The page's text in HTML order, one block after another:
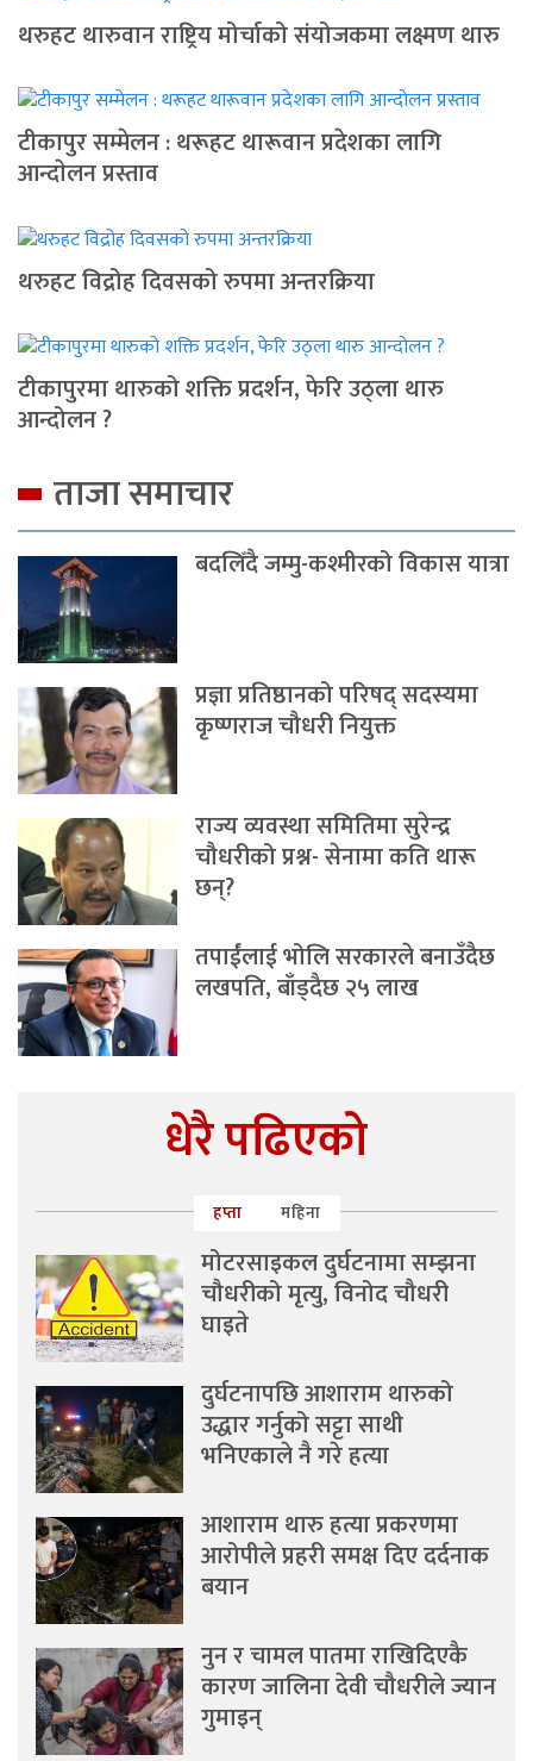
थरुहट थारुवान राष्ट्रिय मोर्चाको संयोजकमा लक्ष्मण थारु
टीकापुर सम्मेलन : थरूहट थारूवान प्रदेशका लागि
आन्दाेलन प्रस्ताव
थरुहट विद्रोह दिवसको रुपमा अन्तरक्रिया
टीकापुरमा थारुको शक्ति प्रदर्शन, फेरि उठ्ला थारु
आन्दोलन ?
ताजा समाचार
बदलिँदै जम्मु-कश्मीरको विकास यात्रा
प्रज्ञा प्रतिष्ठानको परिषद् सदस्यमा
कृष्णराज चौधरी नियुक्त
राज्य व्यवस्था समितिमा सुरेन्द्र
चौधरीको प्रश्न- सेनामा कति थारू
छन्?
तपाईंलाई भोलि सरकारले बनाउँदैछ
लखपति, बाँड्दैछ २५ लाख
धेरै पढिएको
हप्ता महिना
मोटरसाइकल दुर्घटनामा सम्झना
चौधरीको मृत्यु, विनोद चौधरी
घाइते
दुर्घटनापछि आशाराम थारुको
उद्धार गर्नुको सट्टा साथी
भनिएकाले नै गरे हत्या
आशाराम थारु हत्या प्रकरणमा
आरोपीले प्रहरी समक्ष दिए दर्दनाक
बयान
नुन र चामल पातमा राखिदिएकै
कारण जालिना देवी चौधरीले ज्यान
गुमाइन्